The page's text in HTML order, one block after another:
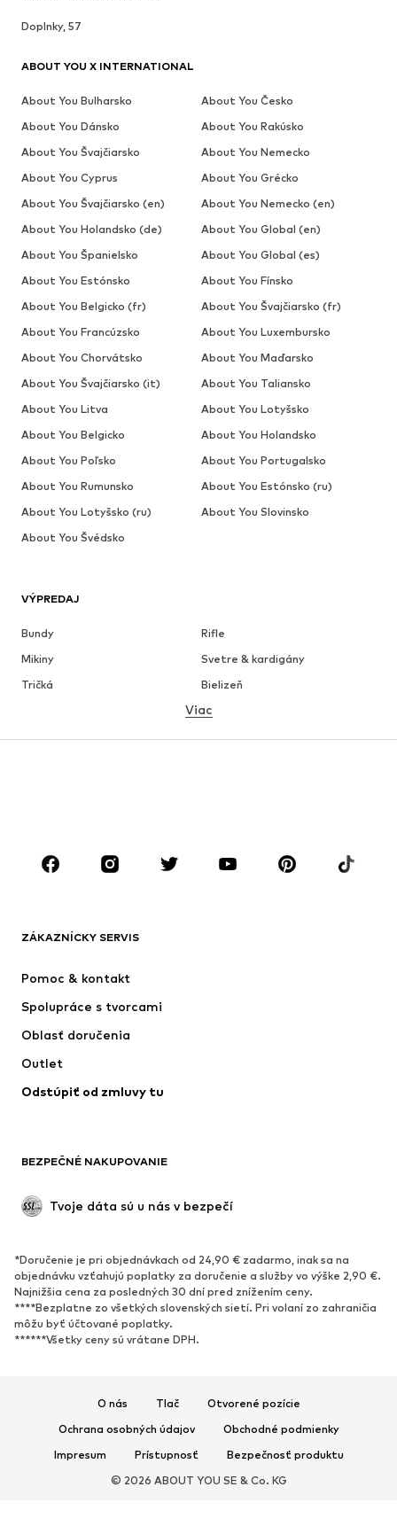
VÝPREDAJ
Bundy
Rifle
Mikiny
Svetre & kardigány
Tričká
Bielizeň
Košele
Kabáty
Obleky & saká
OBLEČENIE
Bundy
Obleky & saká
Plavky
Príležitosti
Upcyklácia
Nové
Kanady & čižmy
Poltopánky
ŠPORT
Športové oblečenie
Športová obuv
Viac
ZÁKAZNÍCKY SERVIS
Pomoc & kontakt
Spolupráce s tvorcami
Oblasť doručenia
Outlet
Odstúpiť od zmluvy tu
BEZPEČNÉ NAKUPOVANIE
Tvoje dáta sú u nás v bezpečí
*Doručenie je pri objednávkach od 24,90 € zadarmo, inak sa na
objednávku vzťahujú poplatky za doručenie a služby vo výške 2,90 €.
Najnižšia cena za posledných 30 dní pred znížením ceny.
****Bezplatne zo všetkých slovenských sietí. Pri volaní zo zahraničia
môžu byť účtované poplatky.
******Všetky ceny sú vrátane DPH.
O nás Tlač
Otvorené pozície
Ochrana osobných údajov
Obchodné podmienky
Impresum
Prístupnosť
Bezpečnosť produktu
© 2026 ABOUT YOU SE & Co. KG
Doplnky, 57
ABOUT YOU X INTERNATIONAL
About You Bulharsko
About You Česko
About You Dánsko
About You Rakúsko
About You Švajčiarsko
About You Nemecko
About You Cyprus
About You Grécko
About You Švajčiarsko (en)
About You Nemecko (en)
About You Holandsko (de)
About You Global (en)
About You Španielsko
About You Global (es)
About You Estónsko
About You Fínsko
About You Belgicko (fr)
About You Švajčiarsko (fr)
About You Francúzsko
About You Luxembursko
About You Chorvátsko
About You Maďarsko
About You Švajčiarsko (it)
About You Taliansko
About You Litva
About You Lotyšsko
About You Belgicko
About You Holandsko
About You Poľsko
About You Portugalsko
About You Rumunsko
About You Estónsko (ru)
About You Lotyšsko (ru)
About You Slovinsko
About You Švédsko